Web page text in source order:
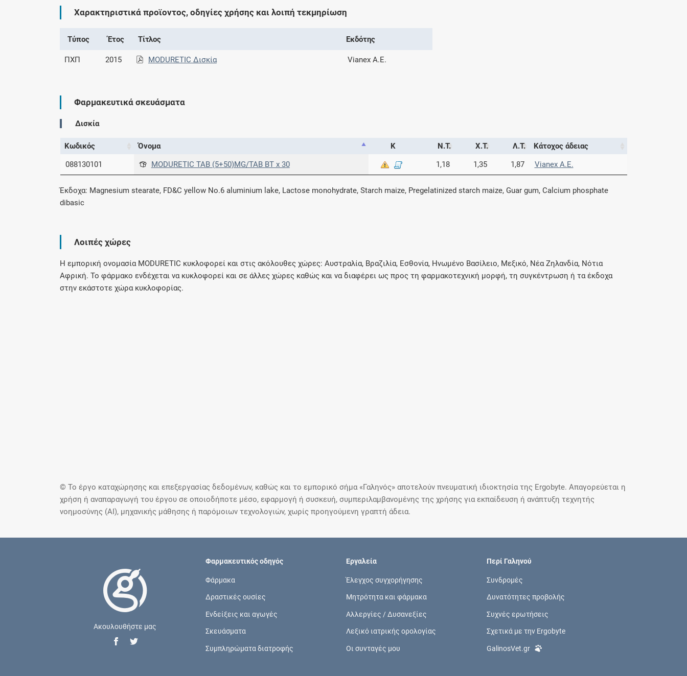
Χαρακτηριστικά προϊοντος, οδηγίες χρήσης και λοιπή τεκμηρίωση
Τύπος Έτος Τίτλος Εκδότης
ΠΧΠ 2015 MODURETIC Δισκία Vianex A.E.
Φαρμακευτικά σκευάσματα
Δισκία
Κωδικός Όνομα Κ Ν.Τ. Χ.Τ. Λ.Τ.
Κάτοχος άδειας
088130101
MODURETIC TAB (5+50)MG/TAB ΒΤ x 30 1,18 1,35 1,87 Vianex A.E.
Έκδοχα: Magnesium stearate, FD&C yellow No.6 aluminium lake, Lactose monohydrate, Starch maize, Pregelatinized starch maize, Guar gum, Calcium phosphate
dibasic
Λοιπές χώρες
Η εμπορική ονομασία MODURETIC κυκλοφορεί και στις ακόλουθες χώρες: Αυστραλία, Βραζιλία, Εσθονία, Ηνωμένο Βασίλειο, Μεξικό, Νέα Ζηλανδία, Νότια
Αφρική. Το φάρμακο ενδέχεται να κυκλοφορεί και σε άλλες χώρες καθώς και να διαφέρει ως προς τη φαρμακοτεχνική μορφή, τη συγκέντρωση ή τα έκδοχα
στην εκάστοτε χώρα κυκλοφορίας.
© Το έργο καταχώρησης και επεξεργασίας δεδομένων, καθώς και το εμπορικό σήμα «Γαληνός» αποτελούν πνευματική ιδιοκτησία της Ergobyte. Απαγορεύεται η
χρήση ή αναπαραγωγή του έργου σε οποιοδήποτε μέσο, εφαρμογή ή συσκευή, συμπεριλαμβανομένης της χρήσης για εκπαίδευση ή ανάπτυξη τεχνητής
νοημοσύνης (AI), μηχανικής μάθησης ή παρόμοιων τεχνολογιών, χωρίς προηγούμενη γραπτή άδεια.
Ακουλουθήστε μας
Φαρμακευτικός οδηγός
Φάρμακα
Δραστικές ουσίες
Ενδείξεις και αγωγές
Σκευάσματα
Συμπληρώματα διατροφής
Εργαλεία
Έλεγχος συγχορήγησης
Μητρότητα και φάρμακα
Αλλεργίες / Δυσανεξίες
Λεξικό ιατρικής ορολογίας
Οι συνταγές μου
Περί Γαληνού
Συνδρομές
Δυνατότητες προβολής
Συχνές ερωτήσεις
Σχετικά με την Ergobyte
GalinosVet.gr